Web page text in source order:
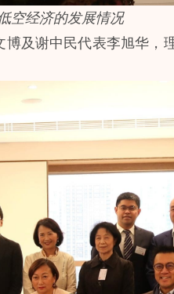
空经济的发展情况
及谢中民代表李旭华，